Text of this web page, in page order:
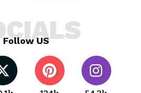
Follow US